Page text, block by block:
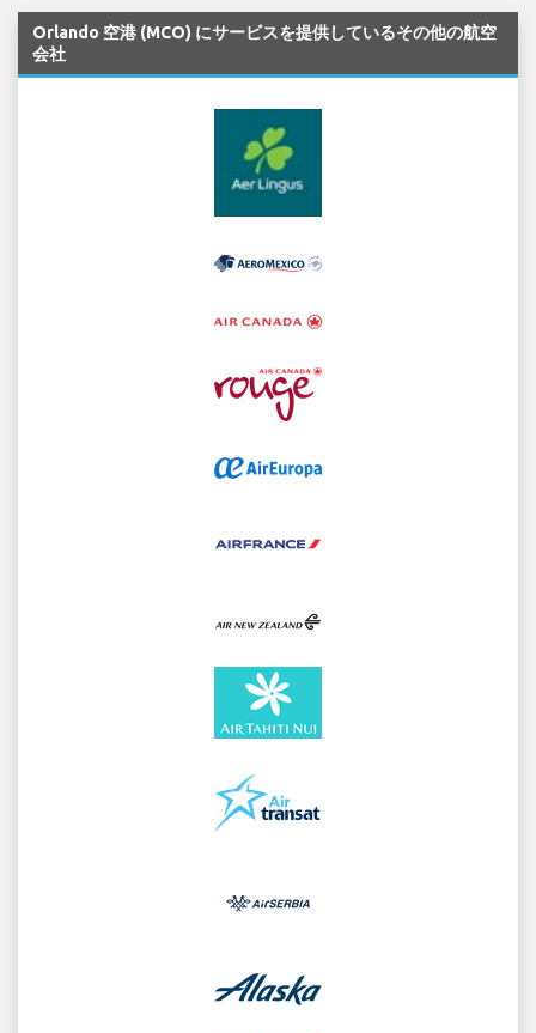
Orlando 空港 (MCO) にサービスを提供しているその他の航空
会社